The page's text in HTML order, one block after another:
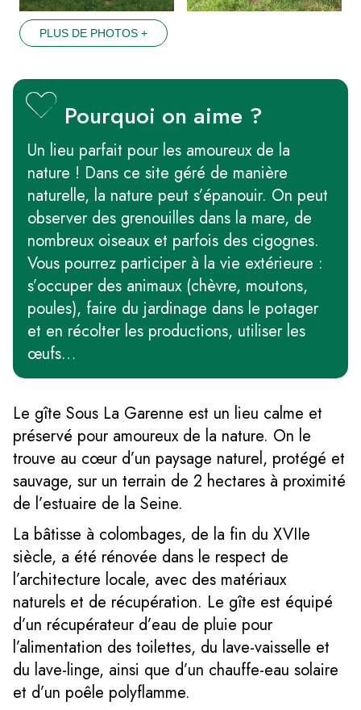
PLUS DE PHOTOS +
Pourquoi on aime ?
Un lieu parfait pour les amoureux de la
nature ! Dans ce site géré de manière
naturelle, la nature peut s’épanouir. On peut
observer des grenouilles dans la mare, de
nombreux oiseaux et parfois des cigognes.
Vous pourrez participer à la vie extérieure :
s’occuper des animaux (chèvre, moutons,
poules), faire du jardinage dans le potager
et en récolter les productions, utiliser les
œufs…
Le gîte Sous La Garenne est un lieu calme et
préservé pour amoureux de la nature. On le
trouve au cœur d’un paysage naturel, protégé et
sauvage, sur un terrain de 2 hectares à proximité
de l’estuaire de la Seine.
La bâtisse à colombages, de la fin du XVIIe
siècle, a été rénovée dans le respect de
l’architecture locale, avec des matériaux
naturels et de récupération. Le gîte est équipé
d’un récupérateur d’eau de pluie pour
l’alimentation des toilettes, du lave-vaisselle et
du lave-linge, ainsi que d’un chauffe-eau solaire
et d’un poêle polyflamme.